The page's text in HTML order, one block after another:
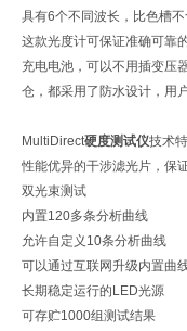
具有6个不同波长，比色槽
这款光度计可保证准确可靠
充电电池，可以不用插变压
仓，都采用了防水设计，用
MultiDirect硬度测试仪技术
性能优异的干涉滤光片，保
双光束测试
内置120多条分析曲线
允许自定义 10条分析曲线
可以通过互联网升级内置曲
长期稳定运行的LED光源
可存贮1000组测试结果